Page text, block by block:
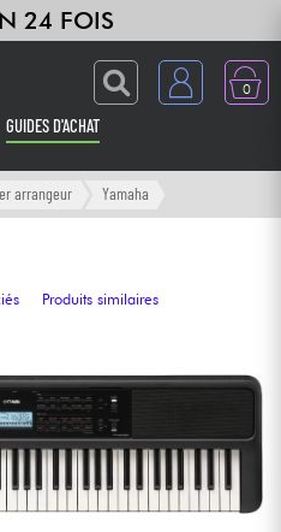
24 FOIS
0
GUIDES D'ACHAT
arrangeur Yamaha
Produits similaires